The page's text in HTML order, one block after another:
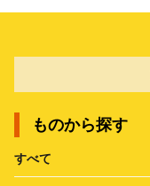
ものから探す
すべて